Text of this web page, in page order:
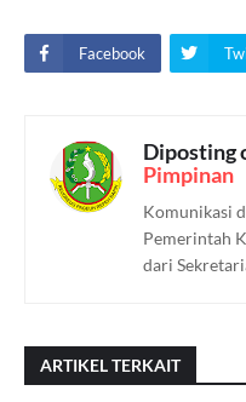
Facebook
Diposting
Pimpinan
Komunikasi
Pemerintah
dari
ARTIKEL TERKAIT